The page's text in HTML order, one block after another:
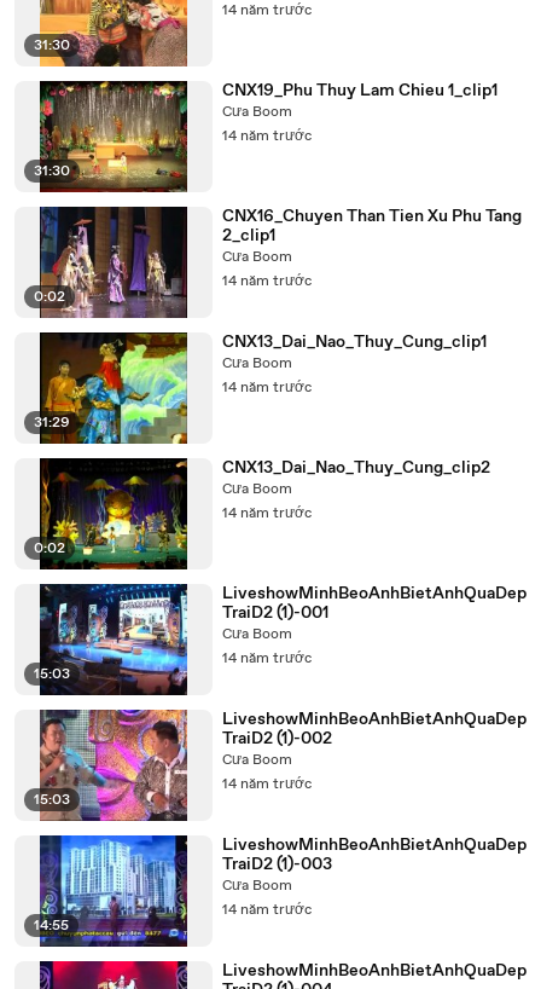
31:30
14 năm trước
31:30
CNX19_Phu Thuy Lam Chieu 1_clip1
Cưa Boom
14 năm trước
0:02
CNX16_Chuyen Than Tien Xu Phu Tang
2_clip1
Cưa Boom
14 năm trước
31:29
CNX13_Dai_Nao_Thuy_Cung_clip1
Cưa Boom
14 năm trước
0:02
CNX13_Dai_Nao_Thuy_Cung_clip2
Cưa Boom
14 năm trước
15:03
LiveshowMinhBeoAnhBietAnhQuaDep
TraiD2 (1)-001
Cưa Boom
14 năm trước
15:03
LiveshowMinhBeoAnhBietAnhQuaDep
TraiD2 (1)-002
Cưa Boom
14 năm trước
14:55
LiveshowMinhBeoAnhBietAnhQuaDep
TraiD2 (1)-003
Cưa Boom
14 năm trước
LiveshowMinhBeoAnhBietAnhQuaDep